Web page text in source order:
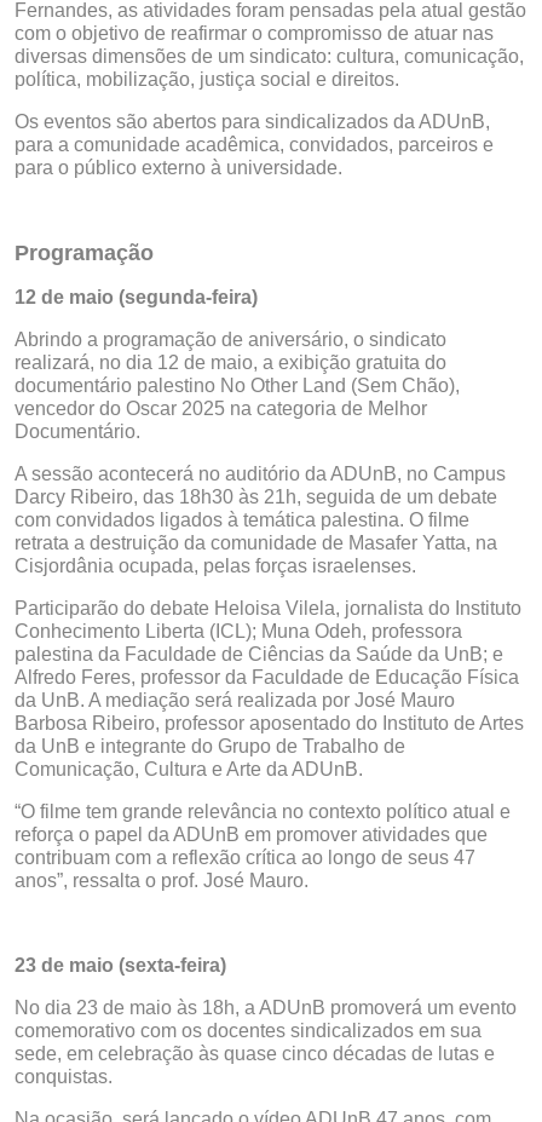
Fernandes, as atividades foram pensadas pela atual gestão
com o objetivo de reafirmar o compromisso de atuar nas
diversas dimensões de um sindicato: cultura, comunicação,
política, mobilização, justiça social e direitos.
Os eventos são abertos para sindicalizados da ADUnB,
para a comunidade acadêmica, convidados, parceiros e
para o público externo à universidade.
Programação
12 de maio (segunda-feira)
Abrindo a programação de aniversário, o sindicato
realizará, no dia 12 de maio, a exibição gratuita do
documentário palestino No Other Land (Sem Chão),
vencedor do Oscar 2025 na categoria de Melhor
Documentário.
A sessão acontecerá no auditório da ADUnB, no Campus
Darcy Ribeiro, das 18h30 às 21h, seguida de um debate
com convidados ligados à temática palestina. O filme
retrata a destruição da comunidade de Masafer Yatta, na
Cisjordânia ocupada, pelas forças israelenses.
Participarão do debate Heloisa Vilela, jornalista do Instituto
Conhecimento Liberta (ICL); Muna Odeh, professora
palestina da Faculdade de Ciências da Saúde da UnB; e
Alfredo Feres, professor da Faculdade de Educação Física
da UnB. A mediação será realizada por José Mauro
Barbosa Ribeiro, professor aposentado do Instituto de Artes
da UnB e integrante do Grupo de Trabalho de
Comunicação, Cultura e Arte da ADUnB.
“O filme tem grande relevância no contexto político atual e
reforça o papel da ADUnB em promover atividades que
contribuam com a reflexão crítica ao longo de seus 47
anos”, ressalta o prof. José Mauro.
23 de maio (sexta-feira)
No dia 23 de maio às 18h, a ADUnB promoverá um evento
comemorativo com os docentes sindicalizados em sua
sede, em celebração às quase cinco décadas de lutas e
conquistas.